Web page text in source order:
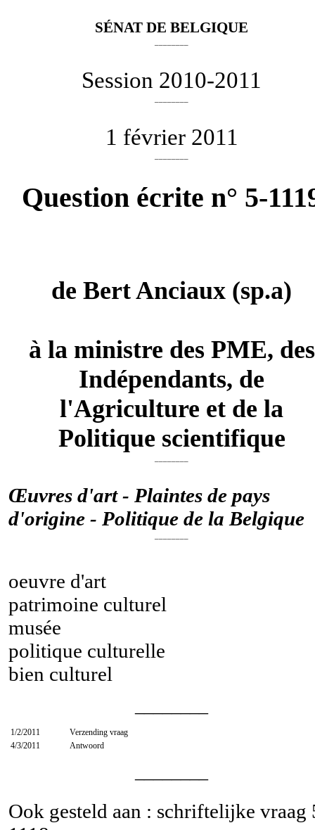
SÉNAT DE BELGIQUE
Session 2010-2011
1 février 2011
Question écrite n° 5-
deBert Anciaux (sp.a)
à la ministre des PME, des
Indépendants, de
l'Agriculture et de la
Politique scientifique
Œuvres d'art - Plaintes de pays
d'origine - Politique de la Belgique
oeuvre d'art
patrimoine culturel
musée
politique culturelle
bien culturel
1/2/2011
Verzending vraag
4/3/2011
Antwoord
Ook gesteld aan : schriftelijke vraag